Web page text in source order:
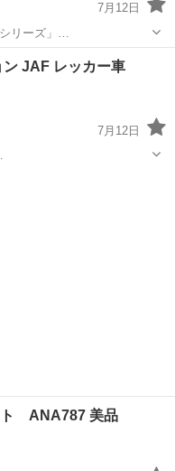
7月12日
リーズ」…
ン JAF レッカー車
7月12日
ト ANA787 美品